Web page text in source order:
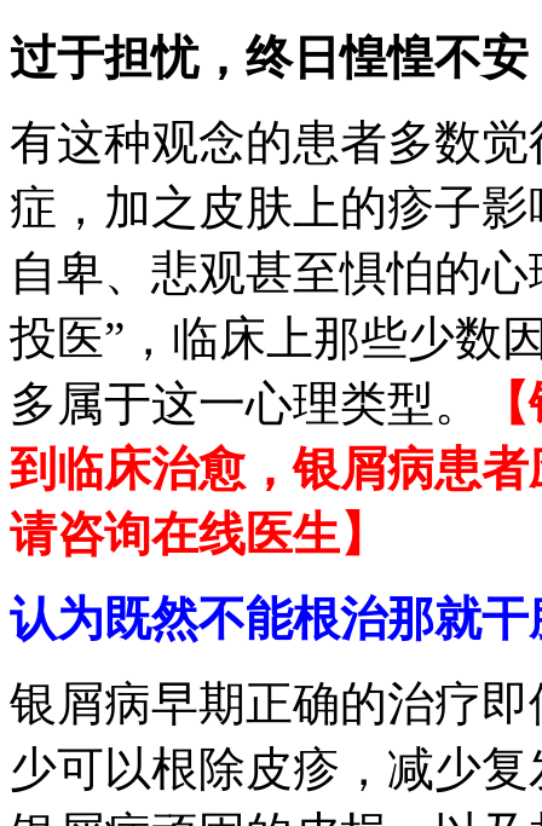
过于担忧，终日惶惶不安
有这种观念的患者多数
症，加之皮肤上的疹子
自卑、悲观甚至惧怕的
投医”，临床上那些少数
多属于这一心理类型。
到临床治愈，银屑病患
请咨询在线医生】
认为既然不能根治那就
银屑病早期正确的治疗
少可以根除皮疹，减少